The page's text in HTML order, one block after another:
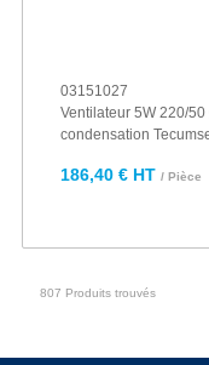
03151027
Ventilateur 5W 220/
condensation
186,40 € HT / Pièce
807 Produits trouvés